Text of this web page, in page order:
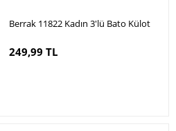
Berrak 11822 Kadın 3'lü Bato Külot
249,99 TL